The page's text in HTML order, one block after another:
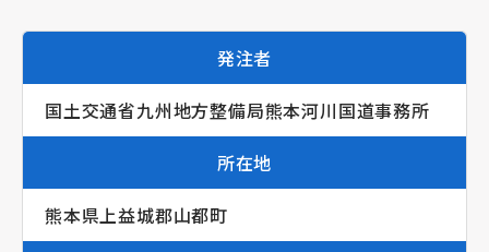
発注者
国土交通省九州地方整備局熊本河川国道事務所
所在地
熊本県上益城郡山都町